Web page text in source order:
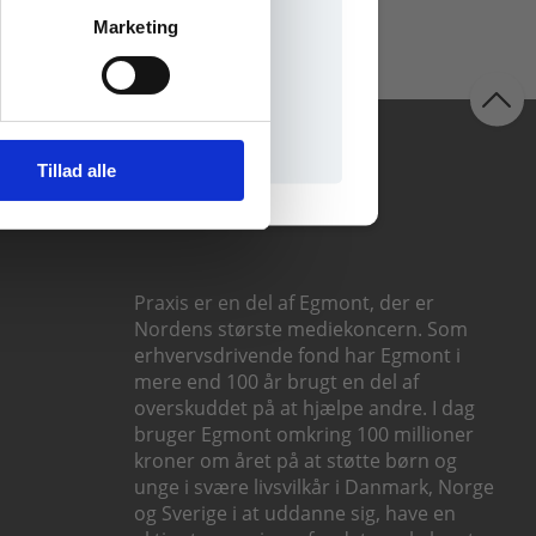
Marketing
Tillad alle
Praxis er en del af Egmont, der er
Nordens største mediekoncern. Som
erhvervsdrivende fond har Egmont i
mere end 100 år brugt en del af
overskuddet på at hjælpe andre. I dag
bruger Egmont omkring 100 millioner
kroner om året på at støtte børn og
unge i svære livsvilkår i Danmark, Norge
og Sverige i at uddanne sig, have en